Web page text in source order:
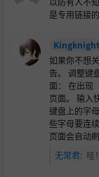
是专用链接
Kingknight
如果你不想
告。 调整键
面： 在出现
页面。 输入
键盘上的字
些字母要连
页面会自动
无常君: 哇